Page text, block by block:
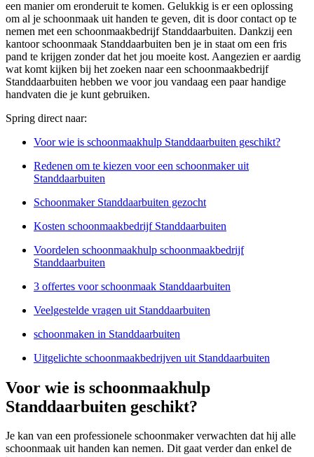
een manier om eronderuit te komen. Gelukkig is er een oplossing
om al je schoonmaak uit handen te geven, dit is door contact op te
nemen met een schoonmaakbedrijf Standdaarbuiten. Dankzij een
kantoor schoonmaak Standdaarbuiten ben je in staat om een fris
pand te krijgen zonder dat het jou moeite kost. Aangezien er aardig
wat komt kijken bij het zoeken naar een schoonmaakbedrijf
Standdaarbuiten hebben we voor jou vandaag een paar handige
handvaten die je kunt gebruiken.
Spring direct naar:
Voor wie is schoonmaakhulp Standdaarbuiten geschikt?
Redenen om te kiezen voor een schoonmaker uit
Standdaarbuiten
Schoonmaker Standdaarbuiten gezocht
Kosten schoonmaakbedrijf Standdaarbuiten
Voordelen schoonmaakhulp schoonmaakbedrijf
Standdaarbuiten
3 offertes voor schoonmaak Standdaarbuiten
Veelgestelde vragen uit Standdaarbuiten
schoonmaken in Standdaarbuiten
Uitgelichte schoonmaakbedrijven uit Standdaarbuiten
Voor wie is schoonmaakhulp
Standdaarbuiten geschikt?
Je kan van een professionele schoonmaker verwachten dat hij alle
schoonmaak uit handen kan nemen. Dit gaat verder dan enkel de